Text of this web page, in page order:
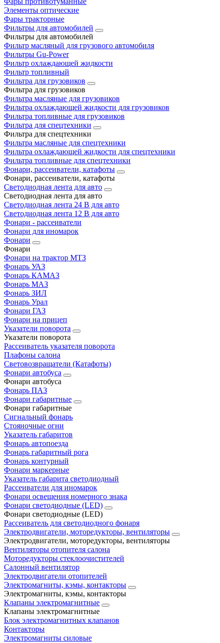
Элементы оптические
Фары тракторные
Фильтры для автомобилей
Фильтры для автомобилей
Фильтр масляный для грузового автомобиля
Фильтры Gu-Power
Фильтр охлаждающей жидкости
Фильтр топливный
Фильтра для грузовиков
Фильтра для грузовиков
Фильтра масляные для грузовиков
Фильтра охлаждающей жидкости для грузовиков
Фильтра топливные для грузовиков
Фильтра для спецтехники
Фильтра для спецтехники
Фильтра масляные для спецтехники
Фильтра охлаждающей жидкости для спецтехники
Фильтра топливные для спецтехники
Фонари, рассеиватели, катафоты
Фонари, рассеиватели, катафоты
Светодиодная лента для авто
Светодиодная лента для авто
Светодиодная лента 24 В для авто
Светодиодная лента 12 В для авто
Фонари - рассеиватели
Фонари для иномарок
Фонари
Фонари
Фонари на трактор МТЗ
Фонарь УАЗ
Фонарь КАМАЗ
Фонарь МАЗ
Фонарь ЗИЛ
Фонарь Урал
Фонари ГАЗ
Фонари на прицеп
Указатели поворота
Указатели поворота
Рассеиватель указателя поворота
Плафоны салона
Световозвращатели (Катафоты)
Фонари автобуса
Фонари автобуса
Фонарь ПАЗ
Фонари габаритные
Фонари габаритные
Сигнальный фонарь
Стояночные огни
Указатель габаритов
Фонарь автопоезда
Фонарь габаритный рога
Фонарь контурный
Фонари маркерные
Указатель габарита светодиодный
Рассеиватели для иномарок
Фонари освещения номерного знака
Фонари светодиодные (LED)
Фонари светодиодные (LED)
Рассеиватель для светодиодного фонаря
Электродвигатели, моторедукторы, вентиляторы
Электродвигатели, моторедукторы, вентиляторы
Вентиляторы отопителя салона
Моторедукторы стеклоочистителей
Салонный вентилятор
Электродвигатели отопителей
Электромагниты, кэмы, контакторы
Электромагниты, кэмы, контакторы
Клапаны электромагнитные
Клапаны электромагнитные
Блок электромагнитных клапанов
Контакторы
Электромагниты силовые